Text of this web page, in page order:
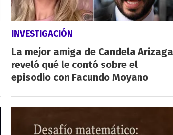
INVESTIGACIÓN
La mejor amiga de Candela Arizaga
reveló qué le contó sobre el
episodio con Facundo Moyano